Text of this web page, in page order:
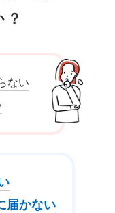
ない
届かない